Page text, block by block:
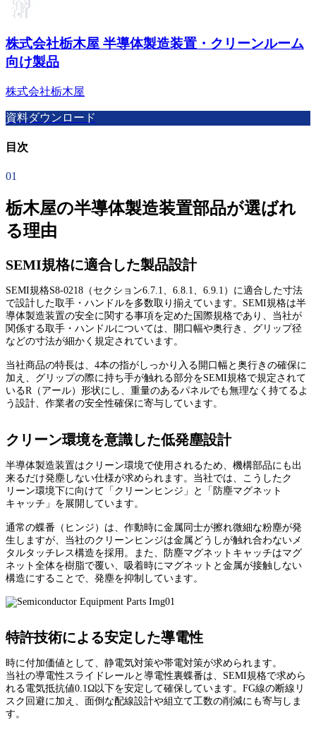
株式会社栃木屋 半導体製造装置・クリーンルーム
向け製品
株式会社栃木屋
資料ダウンロード
目次
01
栃木屋の半導体製造装置部品が選ばれ
る理由
SEMI規格に適合した製品設計
SEMI規格S8-0218（セクション6.7.1、6.8.1、6.9.1）に適合した寸法
で設計した取手・ハンドルを多数取り揃えています。SEMI規格は半
導体製造装置の安全に関する事項を定めた国際規格であり、当社が
関係する取手・ハンドルについては、開口幅や奥行き、グリップ径
などの寸法が細かく規定されています。
当社商品の特長は、4本の指がしっかり入る開口幅と奥行きの確保に
加え、グリップの際に持ち手が触れる部分をSEMI規格で規定されて
いるR（アール）形状にし、重量のあるパネルでも無理なく持てるよ
う設計、作業者の安全性確保に寄与しています。
クリーン環境を意識した低発塵設計
半導体製造装置はクリーン環境で使用されるため、機構部品にも出
来るだけ発塵しない仕様が求められます。当社では、こうしたク
リーン環境下に向けて「クリーンヒンジ」と「防塵マグネット
キャッチ」を展開しています。
通常の蝶番（ヒンジ）は、作動時に金属同士が擦れ微細な粉塵が発
生しますが、当社のクリーンヒンジは金属どうしが触れ合わないメ
タルタッチレス構造を採用。また、防塵マグネットキャッチはマグ
ネット全体を樹脂で覆い、吸着時にマグネットと金属が接触しない
構造にすることで、発塵を抑制しています。
特許技術による安定した導電性
時に付加価値として、静電気対策や帯電対策が求められます。
当社の導電性スライドレールと導電性裏蝶番は、SEMI規格で求めら
れる電気抵抗値0.1Ω以下を安定して確保しています。FG線の断線リ
スク回避に加え、面倒な配線設計や組立て工数の削減にも寄与しま
す。